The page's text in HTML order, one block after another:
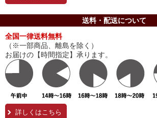
送料・配送について
全国一律送料無料
（※一部商品、離島を除く）
お届けの【時間指定】承ります。
詳しくはこちら